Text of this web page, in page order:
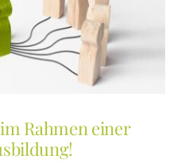
Rahmen einer